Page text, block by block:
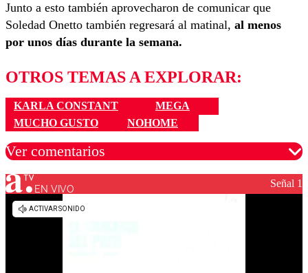
Junto a esto también aprovecharon de comunicar que
Soledad Onetto también regresará al matinal, al menos
por unos días durante la semana.
OTROS TEMAS A EXPLORAR:
KARLA CONSTANT
MEGA
MUCHO GUSTO
NOHOME
Ver comentarios
Los comentarios son moderados para garantizar un
EN VIVO Señal 1